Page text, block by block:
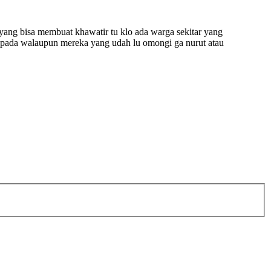
bisa membuat khawatir tu klo ada warga sekitar yang
walaupun mereka yang udah lu omongi ga nurut atau